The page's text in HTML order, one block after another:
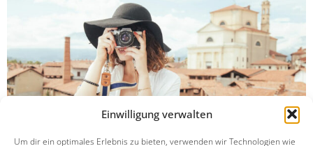
Einwilligung verwalten
Um dir ein optimales Erlebnis zu bieten, verwenden wir Technologien wie